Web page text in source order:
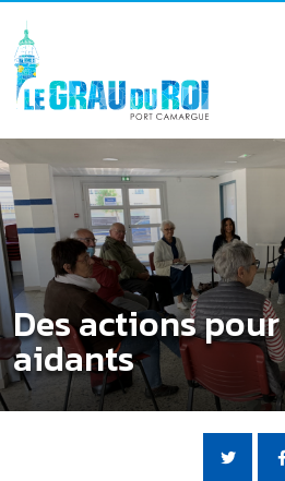
Des actions
aidants